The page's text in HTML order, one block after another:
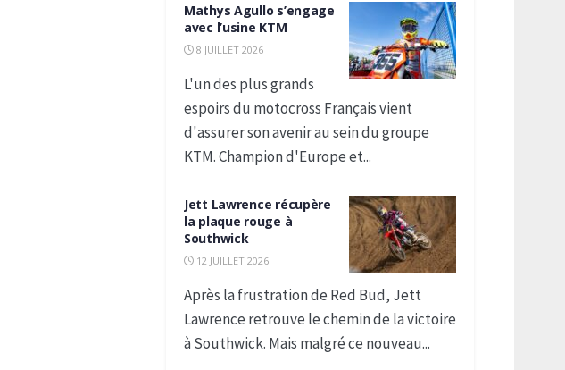
Mathys Agullo s’engage
avec l’usine KTM
8 JUILLET 2026
L'un des plus grands
espoirs du motocross Français vient
d'assurer son avenir au sein du groupe
KTM. Champion d'Europe et...
Jett Lawrence récupère
la plaque rouge à
Southwick
12 JUILLET 2026
Après la frustration de Red Bud, Jett
Lawrence retrouve le chemin de la victoire
à Southwick. Mais malgré ce nouveau...